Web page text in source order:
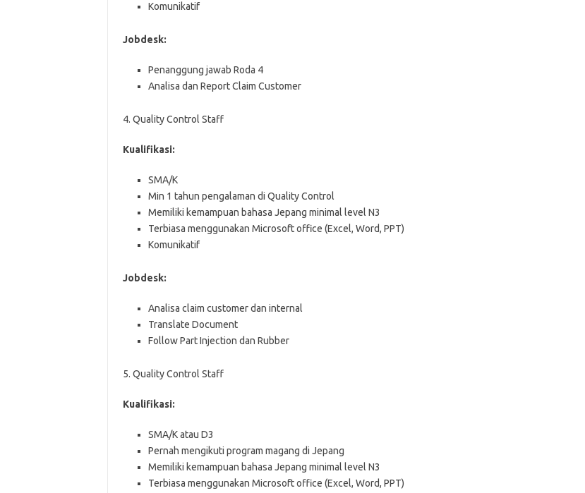
Komunikatif
Jobdesk:
Penanggung jawab Roda 4
Analisa dan Report Claim Customer
4. Quality Control Staff
Kualifikasi:
SMA/K
Min 1 tahun pengalaman di Quality Control
Memiliki kemampuan bahasa Jepang minimal level N3
Terbiasa menggunakan Microsoft office (Excel, Word, PPT)
Komunikatif
Jobdesk:
Analisa claim customer dan internal
Translate Document
Follow Part Injection dan Rubber
5. Quality Control Staff
Kualifikasi:
SMA/K atau D3
Pernah mengikuti program magang di Jepang
Memiliki kemampuan bahasa Jepang minimal level N3
Terbiasa menggunakan Microsoft office (Excel, Word, PPT)